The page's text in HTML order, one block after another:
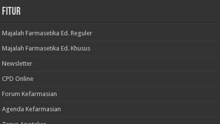
Fitur
Majalah Farmasetika Ed. Reguler
Majalah Farmasetika Ed. Khusus
Newsletter
CPD Online
Forum Kefarmasian
Agenda Kefarmasian